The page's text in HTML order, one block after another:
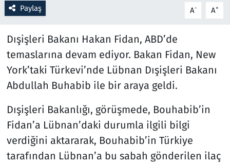
Paylaş A- A+
Dışişleri Bakanı Hakan Fidan, ABD’de
temaslarına devam ediyor. Bakan Fidan, New
York’taki Türkevi’nde Lübnan Dışişleri Bakanı
Abdullah Buhabib ile bir araya geldi.
Dışişleri Bakanlığı, görüşmede, Bouhabib’in
Fidan’a Lübnan’daki durumla ilgili bilgi
verdiğini aktararak, Bouhabib’in Türkiye
tarafından Lübnan’a bu sabah gönderilen ilaç
Sağlık
Savunma Sanayi
Seçim 2023
Spor
Teknoloji ve Bilim
Televizyon